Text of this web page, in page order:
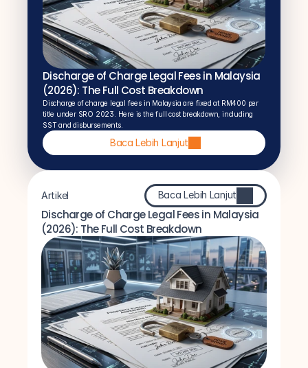
Discharge of Charge Legal Fees in Malaysia
(2026): The Full Cost Breakdown
Discharge of charge legal fees in Malaysia are fixed at RM400 per
title under SRO 2023. Here is the full cost breakdown, including
SST and disbursements.
Baca Lebih Lanjut
Artikel Baca Lebih Lanjut
Discharge of Charge Legal Fees in Malaysia
(2026): The Full Cost Breakdown